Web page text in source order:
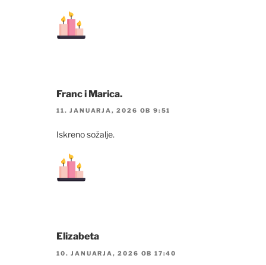
Franc i Marica.
11. JANUARJA, 2026 OB 9:51
Iskreno sožalje.
Elizabeta
10. JANUARJA, 2026 OB 17:40